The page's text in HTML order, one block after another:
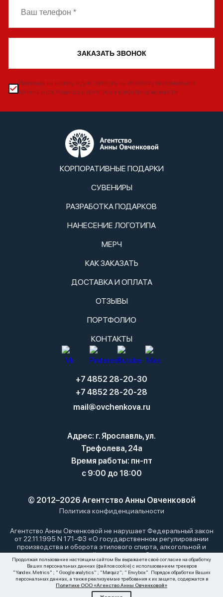
ЗАКАЗАТЬ ЗВОНОК
Нажимая на кнопку, я даю согласие на обработку персональных
данных и соглашаюсь с политикой конфиденциальности
КОРПОРАТИВНЫЕ ПОДАРКИ
СУВЕНИРЫ
РАЗРАБОТКА ПОДАРКОВ
НАНЕСЕНИЕ ЛОГОТИПА
МЕРЧ
КАК ЗАКАЗАТЬ
ДОСТАВКА И ОПЛАТА
ОТЗЫВЫ
ПОРТФОЛИО
КОНТАКТЫ
+7 4852 28-20-30
+7 4852 28-20-28
mail@ovchenkova.ru
Адрес: г. Ярославль, ул.
Трефолева, 24а
Время работы: пн-пт
с 9:00 до 18:00
Политика конфиденциальности
© 2012–2026 Агентство Анны Овченковой
Агентство Анны Овченковой не нарушает Федеральный закон
от 22.11.1995 N 171-ФЗ «О государственном регулировании
производства и оборота этилового спирта, алкогольной и
спиртосодержащей продукции и об ограничении
потребления (распития) алкогольной продукции»: мы не
осуществляем дистанционную торговлю алкоголем. Все
материалы, размещенные на этом сайте, носят
информационный характер и не являются публичной офертой.
Продолжая пользование настоящим сайтом Вы выражаете своё согласие на обработку
Ваших персональных данных (файлов cookie) с использованием трекеров
"Yandex.Metrics" ; " Google analytics" ; "Marquiz"; " Envybox". Порядок обработки Ваших
персональных данных, а также реализуемые требования к их защите, содержатся в
Политике ООО «Агенство Анны Овченковой»